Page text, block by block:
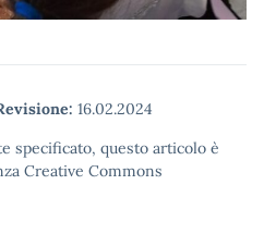
16.02.2024
specificato, questo articolo è
Creative Commons